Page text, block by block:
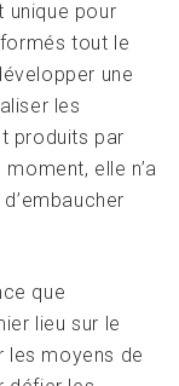
unique pour
tout le
une
les
produits par
elle n’a
que
lieu sur le
les moyens de